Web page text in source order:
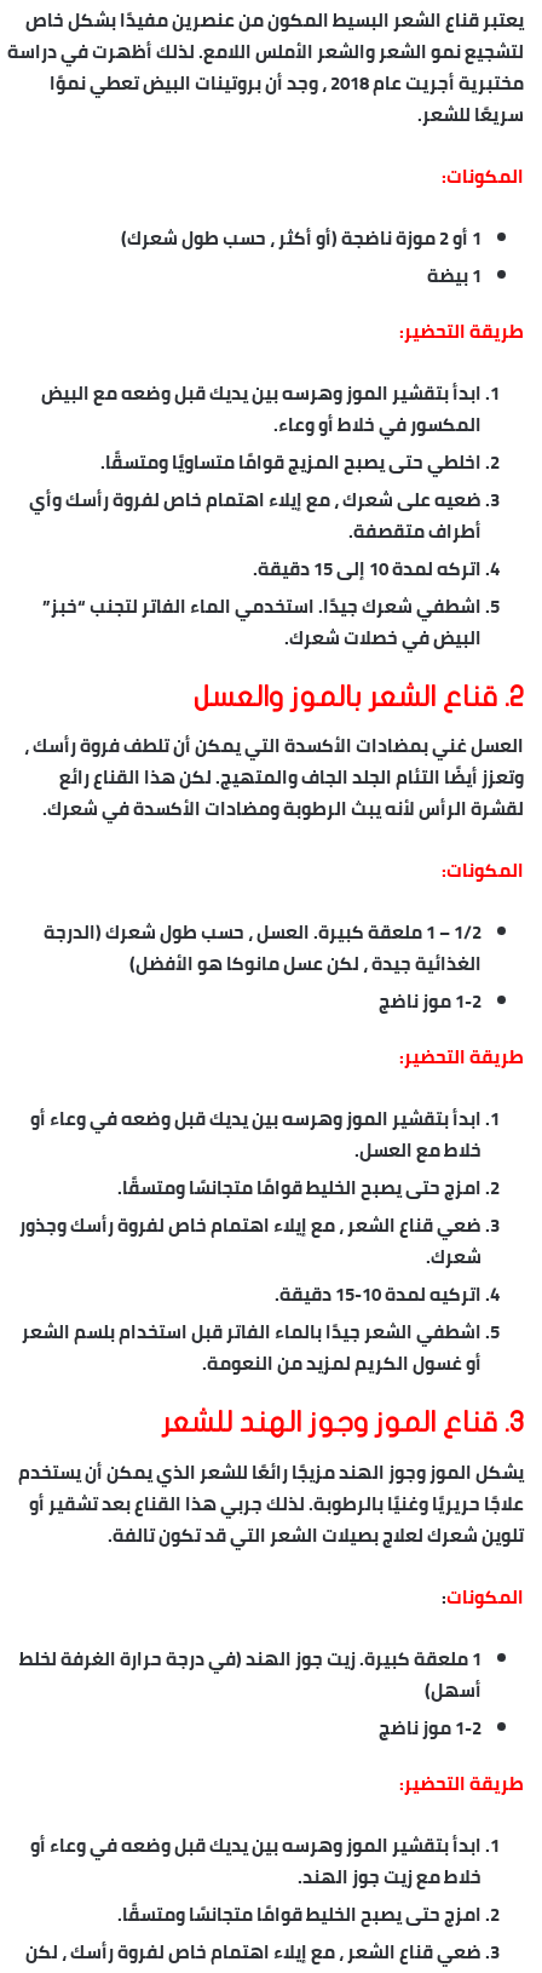
يعتبر قناع الشعر البسيط المكون من عنصرين مفيدًا بشكل خاص
لتشجيع نمو الشعر والشعر الأملس اللامع. لذلك أظهرت في دراسة
مختبرية أجريت عام 2018 ، وجد أن بروتينات البيض تعطي نموًا
سريعًا للشعر.
المكونات:
1 أو 2 موزة ناضجة (أو أكثر ، حسب طول شعرك)
1 بيضة
طريقة التحضير:
ابدأ بتقشير الموز وهرسه بين يديك قبل وضعه مع البيض
المكسور في خلاط أو وعاء.
اخلطي حتى يصبح المزيج قوامًا متساويًا ومتسقًا.
ضعيه على شعرك ، مع إيلاء اهتمام خاص لفروة رأسك وأي
أطراف متقصفة.
اتركه لمدة 10 إلى 15 دقيقة.
اشطفي شعرك جيدًا. استخدمي الماء الفاتر لتجنب “خبز”
البيض في خصلات شعرك.
2. قناع الشعر بالموز والعسل
العسل غني بمضادات الأكسدة التي يمكن أن تلطف فروة رأسك ،
وتعزز أيضًا التئام الجلد الجاف والمتهيج. لكن هذا القناع رائع
لقشرة الرأس لأنه يبث الرطوبة ومضادات الأكسدة في شعرك.
المكونات:
1/2 – 1 ملعقة كبيرة. العسل ، حسب طول شعرك (الدرجة
الغذائية جيدة ، لكن عسل مانوكا هو الأفضل)
1-2 موز ناضج
طريقة التحضير:
ابدأ بتقشير الموز وهرسه بين يديك قبل وضعه في وعاء أو
خلاط مع العسل.
امزج حتى يصبح الخليط قوامًا متجانسًا ومتسقًا.
ضعي قناع الشعر ، مع إيلاء اهتمام خاص لفروة رأسك وجذور
شعرك.
اتركيه لمدة 10-15 دقيقة.
اشطفي الشعر جيدًا بالماء الفاتر قبل استخدام بلسم الشعر
أو غسول الكريم لمزيد من النعومة.
3. قناع الموز وجوز الهند للشعر
يشكل الموز وجوز الهند مزيجًا رائعًا للشعر الذي يمكن أن يستخدم
علاجًا حريريًا وغنيًا بالرطوبة. لذلك جربي هذا القناع بعد تشقير أو
تلوين شعرك لعلاج بصيلات الشعر التي قد تكون تالفة.
المكونات:
1 ملعقة كبيرة. زيت جوز الهند (في درجة حرارة الغرفة لخلط
أسهل)
1-2 موز ناضج
طريقة التحضير:
ابدأ بتقشير الموز وهرسه بين يديك قبل وضعه في وعاء أو
خلاط مع زيت جوز الهند.
امزج حتى يصبح الخليط قوامًا متجانسًا ومتسقًا.
ضعي قناع الشعر ، مع إيلاء اهتمام خاص لفروة رأسك ، لكن